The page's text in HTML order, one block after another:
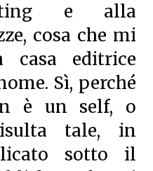
e alla
cosa che mi
casa editrice
Sì, perché
è un self, o
tale, in
sotto il